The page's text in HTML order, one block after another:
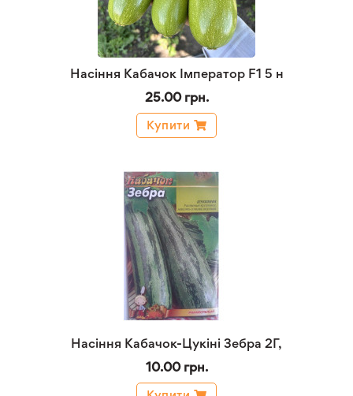
Насіння Кабачок Імператор F1 5 н
25.00 грн.
Купити
Насіння Кабачок-Цукіні Зебра 2Г,
10.00 грн.